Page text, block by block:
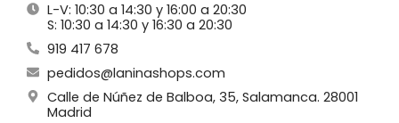
L-V: 10:30 a 14:30 y 16:00 a 20:30
S: 10:30 a 14:30 y 16:30 a 20:30
919 417 678
pedidos@laninashops.com
Calle de Núñez de Balboa, 35, Salamanca. 28001
Madrid